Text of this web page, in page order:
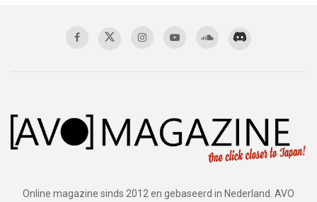
Online magazine sinds 2012 en gebaseerd in Nederland. AVO